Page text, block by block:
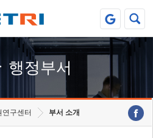
행정부서
연구센터 부서 소개